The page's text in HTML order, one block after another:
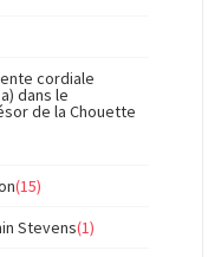
cordiale
dans le
de la Chouette
(15)
Stevens(1)